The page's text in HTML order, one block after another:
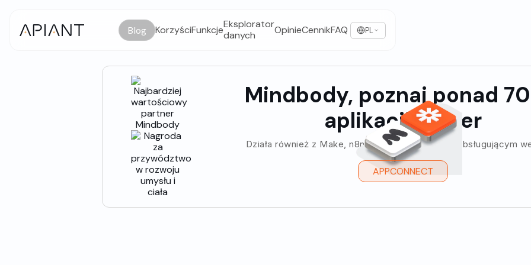
Blog KorzyściFunkcjeEksplorator
danych
OpinieCennikFAQ PL
Mindbody, poznaj ponad
aplikacji Zapier
Działa również z Make, n8n i każdym systemem obsługującym
APPCONNECT